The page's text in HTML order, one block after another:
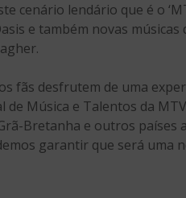
cenário lendário que é o
e também novas músicas
fãs desfrutem de uma
de Música e Talentos da
Bretanha e outros países
garantir que será uma